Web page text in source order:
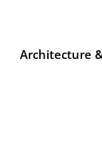
Architecture